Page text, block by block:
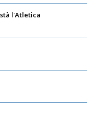
l'Atletica